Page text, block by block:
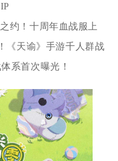
约！十周年血战服上
《天谕》手游千人群战
系首次曝光！